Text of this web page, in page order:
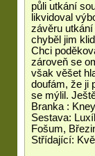
půli utkání
likvidoval
závěru
chyběl jim
Chci
zároveň se
však věšet
doufám, že ji
se mýlil.
Branka :
Sestava:
Fošum,
Střídající: